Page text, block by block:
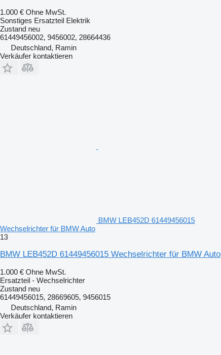
1.000 € Ohne MwSt.
Sonstiges Ersatzteil Elektrik
Zustand neu
61449456002, 9456002, 28664436
Deutschland, Ramin
Verkäufer kontaktieren
BMW LEB452D 61449456015
Wechselrichter für BMW Auto
13
BMW LEB452D 61449456015 Wechselrichter für BMW Auto
1.000 € Ohne MwSt.
Ersatzteil - Wechselrichter
Zustand neu
61449456015, 28669605, 9456015
Deutschland, Ramin
Verkäufer kontaktieren